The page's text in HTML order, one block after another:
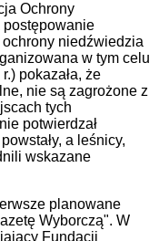
Ochrony
postępowanie
niedźwiedzia
w tym celu
pokazała, że
nie są zagrożone z
tych
potwierdzał
a leśnicy,
wskazane
planowane
Wyborczą". W
Fundacji